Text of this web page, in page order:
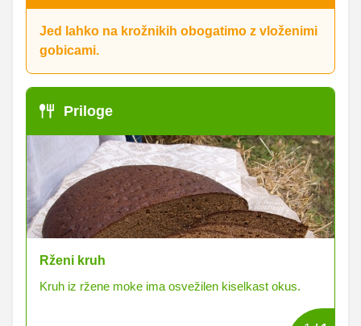
Jed lahko na krožnikih obogatimo z vloženimi
gobicami.
Priloge
Rženi kruh
Kruh iz ržene moke ima osvežilen kiselkast okus.